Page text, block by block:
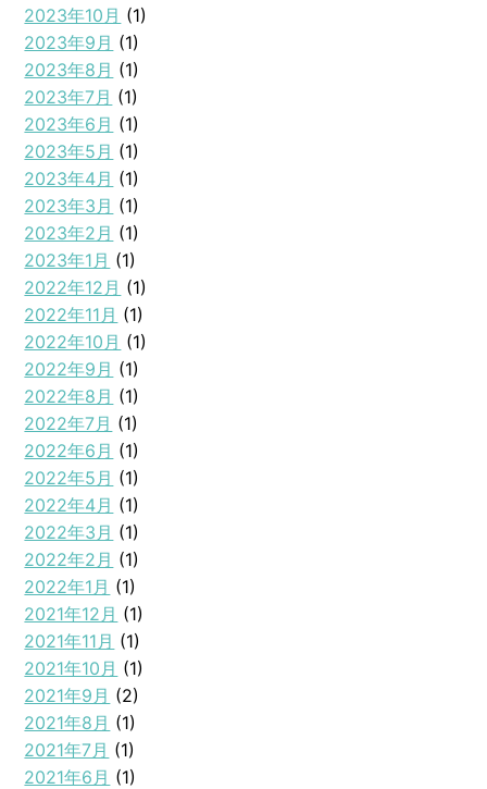
2023年10月 (1)
2023年9月 (1)
2023年8月 (1)
2023年7月 (1)
2023年6月 (1)
2023年5月 (1)
2023年4月 (1)
2023年3月 (1)
2023年2月 (1)
2023年1月 (1)
2022年12月 (1)
2022年11月 (1)
2022年10月 (1)
2022年9月 (1)
2022年8月 (1)
2022年7月 (1)
2022年6月 (1)
2022年5月 (1)
2022年4月 (1)
2022年3月 (1)
2022年2月 (1)
2022年1月 (1)
2021年12月 (1)
2021年11月 (1)
2021年10月 (1)
2021年9月 (2)
2021年8月 (1)
2021年7月 (1)
2021年6月 (1)